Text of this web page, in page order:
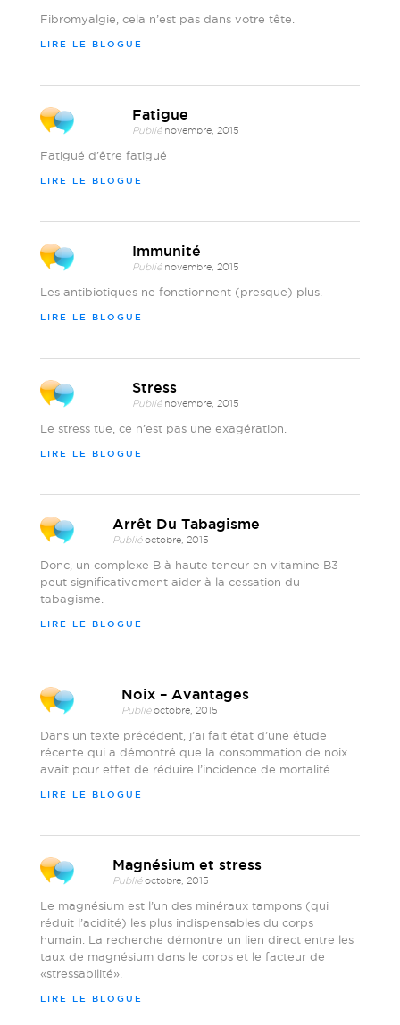
Fibromyalgie, cela n’est pas dans votre tête.
LIRE LE BLOGUE
Fatigue
Publié novembre, 2015
Fatigué d’être fatigué
LIRE LE BLOGUE
Immunité
Publié novembre, 2015
Les antibiotiques ne fonctionnent (presque) plus.
LIRE LE BLOGUE
Stress
Publié novembre, 2015
Le stress tue, ce n’est pas une exagération.
LIRE LE BLOGUE
Arrêt Du Tabagisme
Publiéoctobre, 2015
Donc, un complexe B à haute teneur en vitamine B3
peut significativement aider à la cessation du
tabagisme.
LIRE LE BLOGUE
Noix – Avantages
Publiéoctobre, 2015
Dans un texte précédent, j’ai fait état d’une étude
récente qui a démontré que la consommation de noix
avait pour effet de réduire l’incidence de mortalité.
LIRE LE BLOGUE
Magnésium et stress
Publiéoctobre, 2015
Le magnésium est l’un des minéraux tampons (qui
réduit l’acidité) les plus indispensables du corps
humain. La recherche démontre un lien direct entre les
taux de magnésium dans le corps et le facteur de
«stressabilité».
LIRE LE BLOGUE